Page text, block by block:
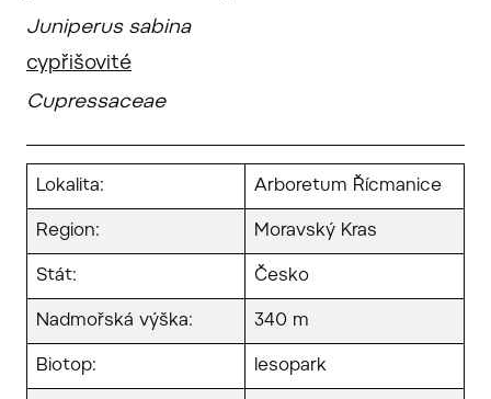
Juniperus sabina
cypřišovité
Cupressaceae
Lokalita: Arboretum Řícmanice
Region: Moravský Kras
Stát: Česko
Nadmořská výška: 340 m
Biotop: lesopark